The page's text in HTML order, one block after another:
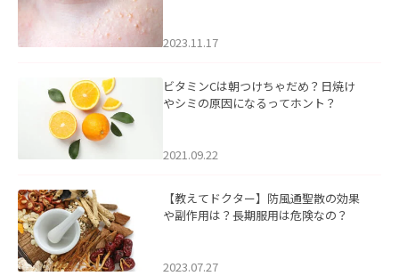
2023.11.17
ビタミンCは朝つけちゃだめ？日焼け
やシミの原因になるってホント？
2021.09.22
【教えてドクター】防風通聖散の効果
や副作用は？長期服用は危険なの？
2023.07.27